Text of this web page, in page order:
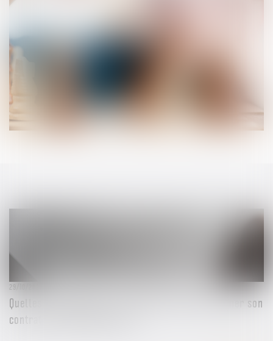
Quelles conséquences si un salarié refuse de signer son
contrat à durée déterminée ?
29/10/2024